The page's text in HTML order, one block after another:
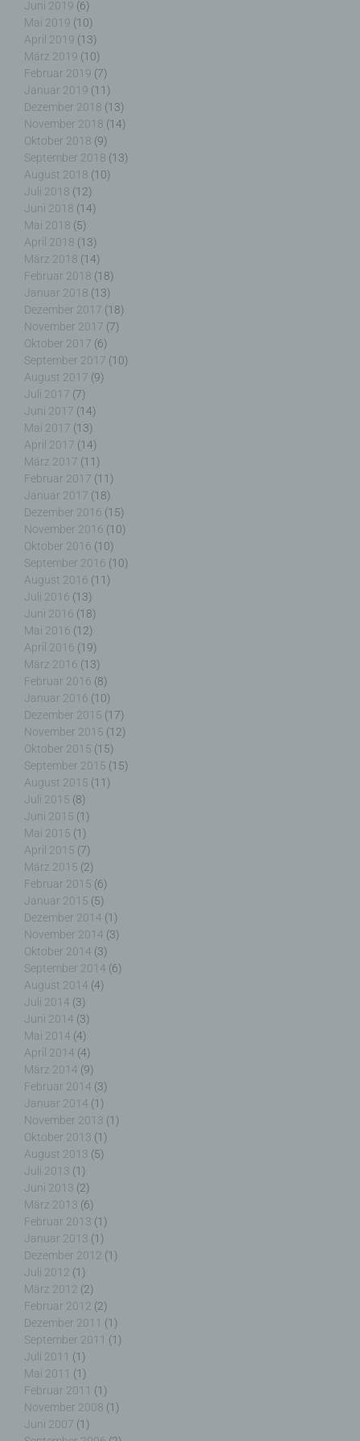
Juni 2019 (6)
Mai 2019 (10)
April 2019 (13)
März 2019 (10)
Februar 2019 (7)
Januar 2019 (11)
Dezember 2018 (13)
November 2018 (14)
Oktober 2018 (9)
September 2018 (13)
August 2018 (10)
Juli 2018 (12)
Juni 2018 (14)
Mai 2018 (5)
April 2018 (13)
März 2018 (14)
Februar 2018 (18)
Januar 2018 (13)
Dezember 2017 (18)
November 2017 (7)
Oktober 2017 (6)
September 2017 (10)
August 2017 (9)
Juli 2017 (7)
Juni 2017 (14)
Mai 2017 (13)
April 2017 (14)
März 2017 (11)
Februar 2017 (11)
Januar 2017 (18)
Dezember 2016 (15)
November 2016 (10)
Oktober 2016 (10)
September 2016 (10)
August 2016 (11)
Juli 2016 (13)
Juni 2016 (18)
Mai 2016 (12)
April 2016 (19)
März 2016 (13)
Februar 2016 (8)
Januar 2016 (10)
Dezember 2015 (17)
November 2015 (12)
Oktober 2015 (15)
September 2015 (15)
August 2015 (11)
Juli 2015 (8)
Juni 2015 (1)
Mai 2015 (1)
April 2015 (7)
März 2015 (2)
Februar 2015 (6)
Januar 2015 (5)
Dezember 2014 (1)
November 2014 (3)
Oktober 2014 (3)
September 2014 (6)
August 2014 (4)
Juli 2014 (3)
Juni 2014 (3)
Mai 2014 (4)
April 2014 (4)
März 2014 (9)
Februar 2014 (3)
Januar 2014 (1)
November 2013 (1)
Oktober 2013 (1)
August 2013 (5)
Juli 2013 (1)
Juni 2013 (2)
März 2013 (6)
Februar 2013 (1)
Januar 2013 (1)
Dezember 2012 (1)
Juli 2012 (1)
März 2012 (2)
Februar 2012 (2)
Dezember 2011 (1)
September 2011 (1)
Juli 2011 (1)
Mai 2011 (1)
Februar 2011 (1)
November 2008 (1)
Juni 2007 (1)
f) Pseudonymisierung
Pseudonymisierung ist die Verarbeitung
personenbezogener Daten in einer Weise, auf
welche die personenbezogenen Daten ohne
Hinzuziehung zusätzlicher Informationen nicht
mehr einer spezifischen betroffenen Person
zugeordnet werden können, sofern diese
zusätzlichen Informationen gesondert aufbewahrt
werden und technischen und organisatorischen
Maßnahmen unterliegen, die gewährleisten, dass
die personenbezogenen Daten nicht einer
identifizierten oder identifizierbaren natürlichen
Person zugewiesen werden.
g) Verantwortlicher oder für die Verarbeitung
Verantwortlicher
Verantwortlicher oder für die Verarbeitung
Verantwortlicher ist die natürliche oder juristische
Person, Behörde, Einrichtung oder andere Stelle,
die allein oder gemeinsam mit anderen über die
Zwecke und Mittel der Verarbeitung von
personenbezogenen Daten entscheidet. Sind die
Zwecke und Mittel dieser Verarbeitung durch das
Unionsrecht oder das Recht der Mitgliedstaaten
vorgegeben, so kann der Verantwortliche
beziehungsweise können die bestimmten Kriterien
seiner Benennung nach dem Unionsrecht oder
dem Recht der Mitgliedstaaten vorgesehen
werden.
h) Auftragsverarbeiter
Auftragsverarbeiter ist eine natürliche oder
juristische Person, Behörde, Einrichtung oder
andere Stelle, die personenbezogene Daten im
Auftrag des Verantwortlichen verarbeitet.
i) Empfänger
Empfänger ist eine natürliche oder juristische
Person, Behörde, Einrichtung oder andere Stelle,
der personenbezogene Daten offengelegt werden,
unabhängig davon, ob es sich bei ihr um einen
Dritten handelt oder nicht. Behörden, die im
Rahmen eines bestimmten Untersuchungsauftrags
nach dem Unionsrecht oder dem Recht der
Mitgliedstaaten möglicherweise
personenbezogene Daten erhalten, gelten jedoch
nicht als Empfänger.
j) Dritter
Dritter ist eine natürliche oder juristische Person,
Behörde, Einrichtung oder andere Stelle außer der
betroffenen Person, dem Verantwortlichen, dem
Auftragsverarbeiter und den Personen, die unter
der unmittelbaren Verantwortung des
Verantwortlichen oder des Auftragsverarbeiters
befugt sind, die personenbezogenen Daten zu
verarbeiten.
k) Einwilligung
Einwilligung ist jede von der betroffenen Person
freiwillig für den bestimmten Fall in informierter
Weise und unmissverständlich abgegebene
Willensbekundung in Form einer Erklärung oder
einer sonstigen eindeutigen bestätigenden